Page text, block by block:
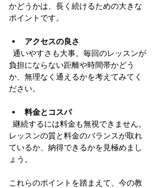
かどうかは、長く続けるための大きな
ポイントです。
アクセスの良さ
負担にならない距離や時間帯かどう
か、無理なく通えるかを考えてみてく
ださい。
料金とコスパ
レッスンの質と料金のバランスが取れ
ているか、納得できるかを見極めまし
ょう。
これらのポイントを踏まえて、今の教